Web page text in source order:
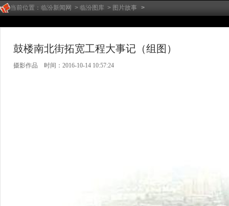
当前位置： 临汾新闻网 > 临汾图库 > 图片故事 >
鼓楼南北街拓宽工程大事记（组图）
摄影作品 时间：2016-10-14 10:57:24